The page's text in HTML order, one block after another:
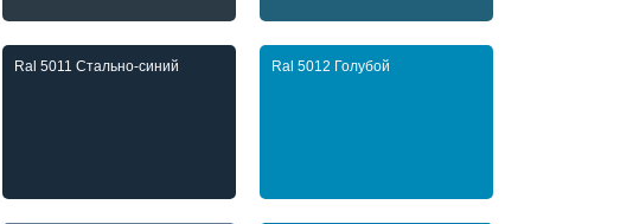
Ral 5011 Стально-синий Ral 5012 Голубой